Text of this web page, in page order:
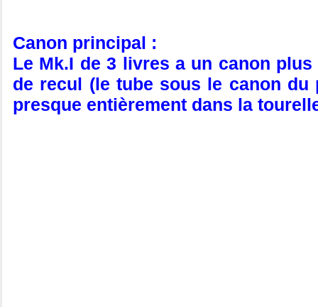
Canon principal :
Le Mk.I de 3 livres a un canon
de recul (le tube sous le canon
presque entièrement dans la